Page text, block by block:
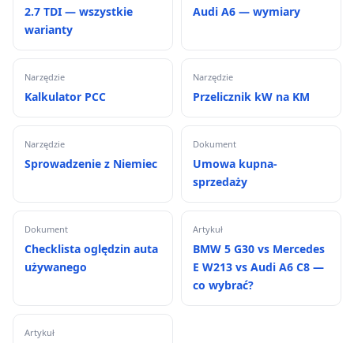
2.7 TDI — wszystkie
warianty
Audi A6 — wymiary
Narzędzie
Kalkulator PCC
Narzędzie
Przelicznik kW na KM
Narzędzie
Sprowadzenie z Niemiec
Dokument
Umowa kupna-
sprzedaży
Dokument
Checklista oględzin auta
używanego
Artykuł
BMW 5 G30 vs Mercedes
E W213 vs Audi A6 C8 —
co wybrać?
Artykuł